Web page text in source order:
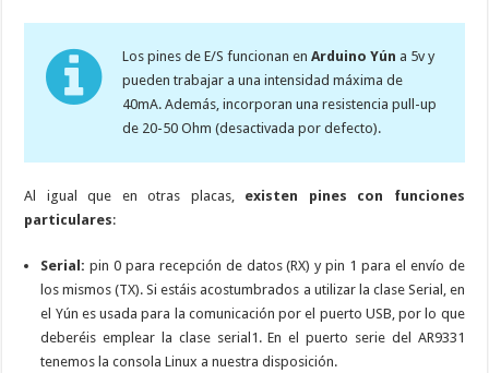
Los pines de E/S funcionan enArduino Yún a 5v y
pueden trabajar a una intensidad máxima de
40mA. Además, incorporan una resistencia pull-up
de 20-50 Ohm (desactivada por defecto).
Al igual que en otras placas, existen pines con funciones
particulares:
Serial: pin 0 para recepción de datos (RX) y pin 1 para el envío de
los mismos (TX). Si estáis acostumbrados a utilizar la clase Serial, en
el Yún es usada para la comunicación por el puerto USB, por lo que
deberéis emplear la clase serial1. En el puerto serie del AR9331
tenemos la consola Linux a nuestra disposición.